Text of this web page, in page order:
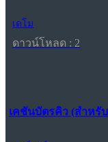
เดโม
ดาวน์โหลด : 2
เคชันบัตรคิว (สำหรั